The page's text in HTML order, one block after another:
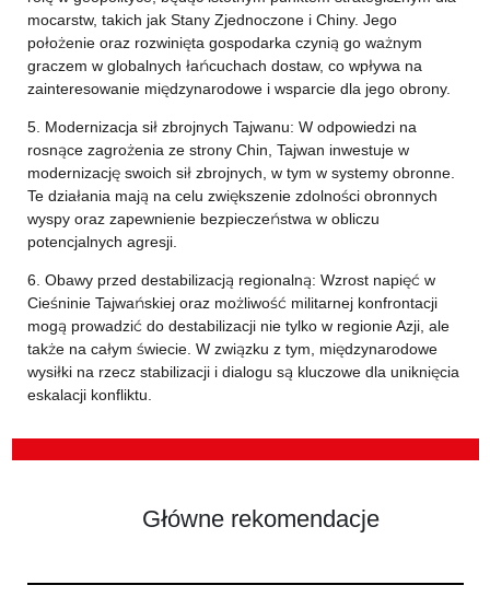
mocarstw, takich jak Stany Zjednoczone i Chiny. Jego
położenie oraz rozwinięta gospodarka czynią go ważnym
graczem w globalnych łańcuchach dostaw, co wpływa na
zainteresowanie międzynarodowe i wsparcie dla jego obrony.
5. Modernizacja sił zbrojnych Tajwanu: W odpowiedzi na
rosnące zagrożenia ze strony Chin, Tajwan inwestuje w
modernizację swoich sił zbrojnych, w tym w systemy obronne.
Te działania mają na celu zwiększenie zdolności obronnych
wyspy oraz zapewnienie bezpieczeństwa w obliczu
potencjalnych agresji.
6. Obawy przed destabilizacją regionalną: Wzrost napięć w
Cieśninie Tajwańskiej oraz możliwość militarnej konfrontacji
mogą prowadzić do destabilizacji nie tylko w regionie Azji, ale
także na całym świecie. W związku z tym, międzynarodowe
wysiłki na rzecz stabilizacji i dialogu są kluczowe dla uniknięcia
eskalacji konfliktu.
Główne rekomendacje